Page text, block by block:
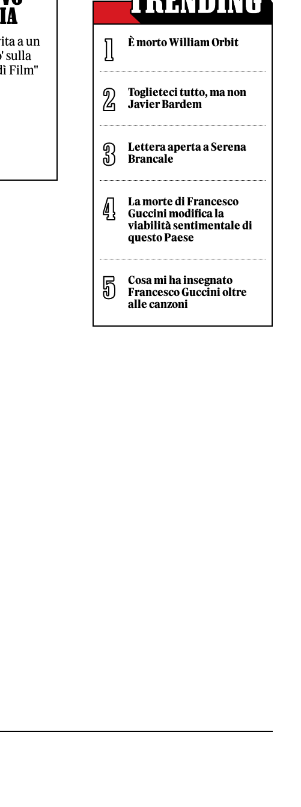
a un
sulla
Film"
È morto William Orbit
Toglieteci tutto, ma non
Javier Bardem
Lettera aperta a Serena
Brancale
La morte di Francesco
Guccini modifica la
viabilità sentimentale di
questo Paese
Cosa mi ha insegnato
Francesco Guccini oltre
alle canzoni